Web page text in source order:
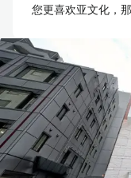
您更喜欢亚文化，